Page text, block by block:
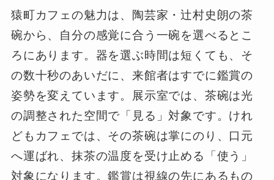
猿町カフェの魅力は、陶芸家・辻村史朗の茶
碗から、自分の感覚に合う一碗を選べるとこ
ろにあります。器を選ぶ時間は短くても、そ
の数十秒のあいだに、来館者はすでに鑑賞の
姿勢を変えています。展示室では、茶碗は光
の調整された空間で「見る」対象です。けれ
どもカフェでは、その茶碗は掌にのり、口元
へ運ばれ、抹茶の温度を受け止める「使う」
対象になります。鑑賞は視線の先にあるもの